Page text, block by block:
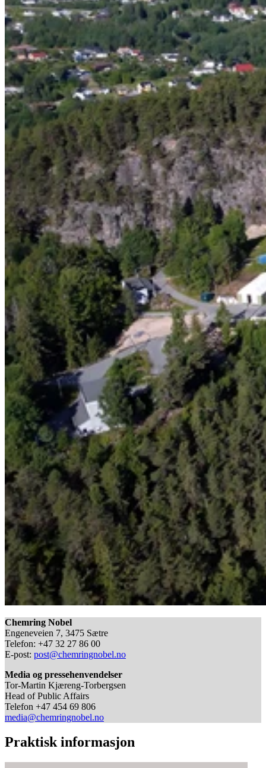
Chemring Nobel
Engeneveien 7, 3475 Sætre
Telefon: +47 32 27 86 00
E-post: post@chemringnobel.no
Media og pressehenvendelser
Tor-Martin Kjæreng-Torbergsen
Head of Public Affairs
Telefon +47 454 69 806
media@chemringnobel.no
Praktisk informasjon